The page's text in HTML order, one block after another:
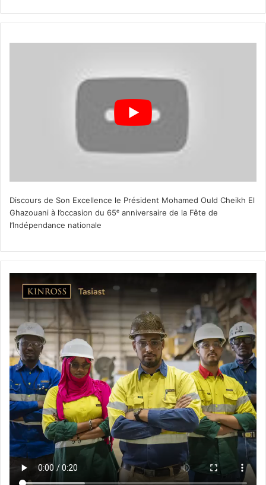
Discours de Son Excellence le Président Mohamed Ould Cheikh El
Ghazouani à l’occasion du 65ᵉ anniversaire de la Fête de
l’Indépendance nationale